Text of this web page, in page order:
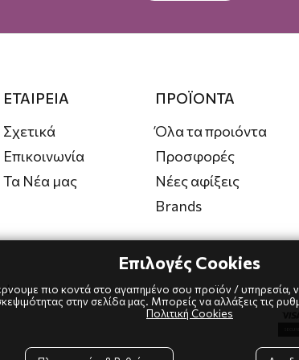
ΕΤΑΙΡΕΙΑ
Σχετικά
Επικοινωνία
Τα Νέα μας
ΠΡΟΪΟΝΤΑ
Όλα τα προιόντα
Προσφορές
Νέες αφίξεις
Brands
Επιλογές Cookies
πιο κοντά στο αγαπημένο σου προϊόν / υπηρεσία,
στην σελίδα μας. Μπορείς να αλλάξεις τις
Πολιτική Cookies